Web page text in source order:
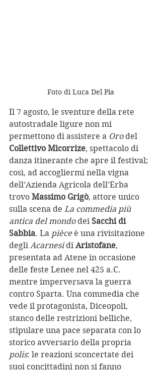
Foto di Luca Del Pia
Il 7 agosto, le sventure della rete
autostradale ligure non mi
permettono di assistere a Oro del
Collettivo Micorrize, spettacolo di
danza itinerante che apre il festival;
così, ad accogliermi nella vigna
dell’Azienda Agricola dell’Erba
trovo Massimo Grigò, attore unico
sulla scena de La commedia più
antica del mondo dei Sacchi di
Sabbia. La pièce è una rivisitazione
degli Acarnesi di Aristofane,
presentata ad Atene in occasione
delle feste Lenee nel 425 a.C.
mentre imperversava la guerra
contro Sparta. Una commedia che
vede il protagonista, Diceopoli,
stanco delle restrizioni belliche,
stipulare una pace separata con lo
storico avversario della propria
polis: le reazioni sconcertate dei
suoi concittadini non si fanno